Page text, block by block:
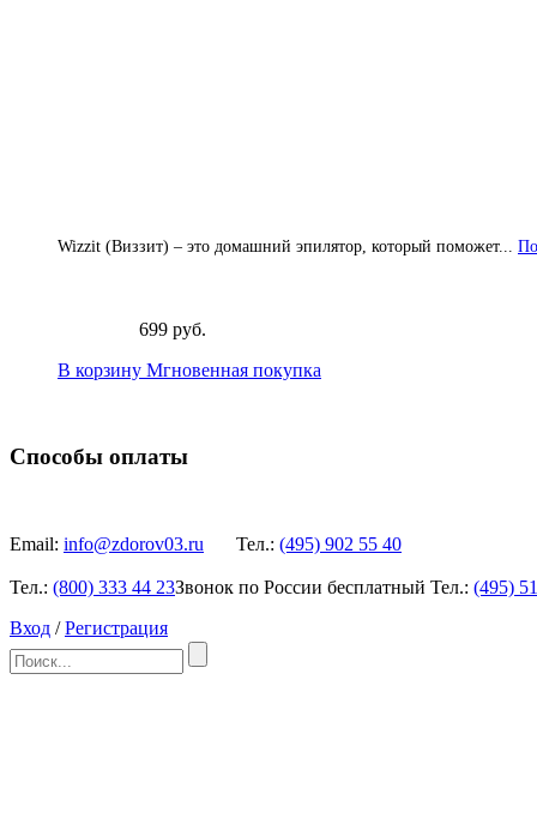
Wizzit (Виззит) – это домашний эпилятор, который поможет...
699 руб.
В корзину Мгновенная покупка
Способы оплаты
Email: info@zdorov03.ru Тел.: (495) 902 55 40
Тел.: (800) 333 44 23Звонок по России бесплатный Тел.: (495)
Вход /Регистрация